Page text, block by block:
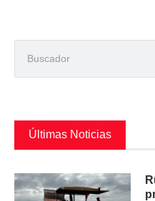
Últimas Noticias